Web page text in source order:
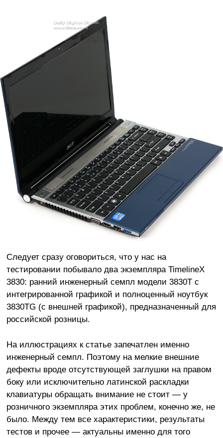
Следует сразу оговориться, что у нас на
тестировании побывало два экземпляра TimelineX
3830: ранний инженерный семпл модели 3830T с
интегрированной графикой и полноценный ноутбук
3830TG (с внешней графикой), предназначенный для
российской розницы.
На иллюстрациях к статье запечатлен именно
инженерный семпл. Поэтому на мелкие внешние
дефекты вроде отсутствующей заглушки на правом
боку или исключительно латинской раскладки
клавиатуры обращать внимание не стоит — у
розничного экземпляра этих проблем, конечно же, не
было. Между тем все характеристики, результаты
тестов и прочее — актуальны именно для того